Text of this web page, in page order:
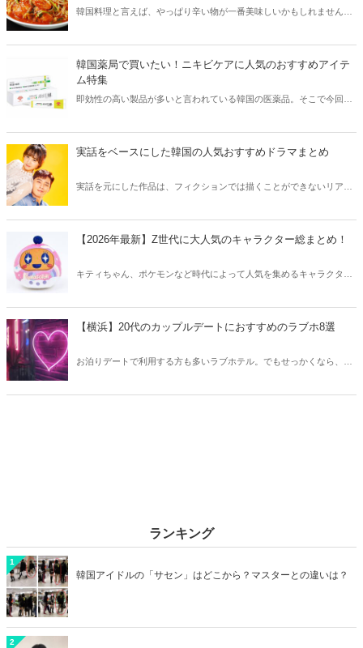
韓国料理と言えば、やっぱり辛い物が一番美味しいかもしれません。
方も必見です。
韓国薬局で買いたい！ニキビケアに人気のおすすめアイテ
ム特集
即効性の高い製品が多いと言われている韓国の医薬品。そこで今回は
う。
実話をベースにした韓国の人気おすすめドラマまとめ
実話を元にした作品は、フィクションでは描くことができないリアル
【2026年最新】Z世代に大人気のキャラクター総まとめ！
キティちゃん、ポケモンなど時代によって人気を集めるキャラクター
クしてみましょう。
【横浜】20代のカップルデートにおすすめのラブホ8選
お泊りデートで利用する方も多いラブホテル。でもせっかくなら、キ
ランキング
1
韓国アイドルの「サセン」はどこから？マスターとの違いは？
2